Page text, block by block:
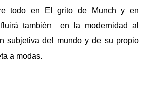
todo en El grito de Munch y en
también en la modernidad al
subjetiva del mundo y de su propio
a modas.